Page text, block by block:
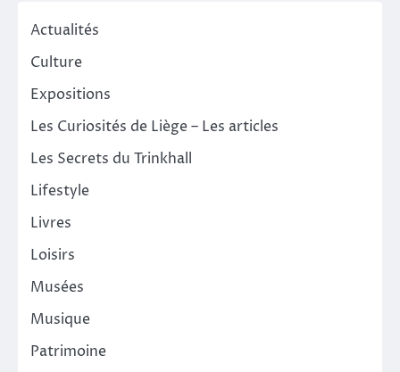
Actualités
Culture
Expositions
Les Curiosités de Liège – Les articles
Les Secrets du Trinkhall
Lifestyle
Livres
Loisirs
Musées
Musique
Patrimoine